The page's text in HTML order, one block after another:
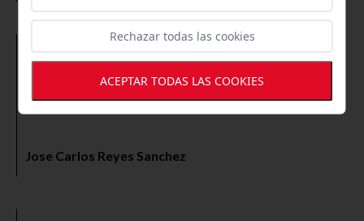
Jose Carlos Reyes Sanchez
Rechazar todas las cookies
ACEPTAR TODAS LAS COOKIES